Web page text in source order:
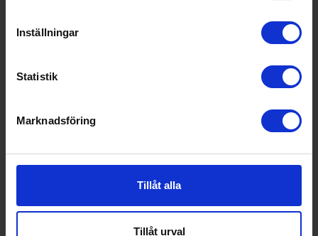
Inställningar
Statistik
Marknadsföring
Tillåt alla
Tillåt urval
Kamado sumo
279:-
I lager
KÖP